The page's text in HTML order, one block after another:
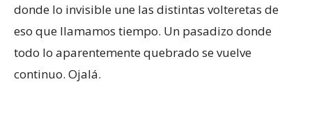
donde lo invisible une las distintas volteretas de
eso que llamamos tiempo. Un pasadizo donde
todo lo aparentemente quebrado se vuelve
continuo. Ojalá.